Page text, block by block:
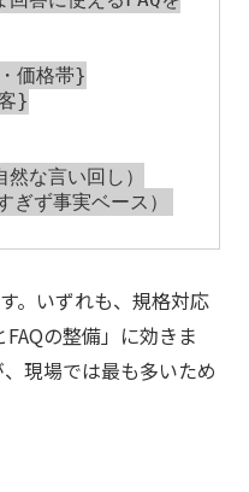
価格帯}
}
な言い回し）
。いずれも、規格対応
の整備」に効きま
現場では最も多いため